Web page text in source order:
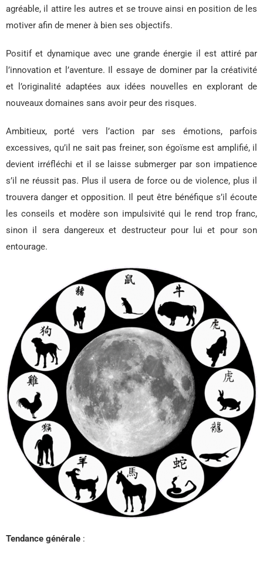
agréable, il attire les autres et se trouve ainsi en position de les
motiver afin de mener à bien ses objectifs.
Positif et dynamique avec une grande énergie il est attiré par
l’innovation et l’aventure. Il essaye de dominer par la créativité
et l’originalité adaptées aux idées nouvelles en explorant de
nouveaux domaines sans avoir peur des risques.
Ambitieux, porté vers l’action par ses émotions, parfois
excessives, qu’il ne sait pas freiner, son égoïsme est amplifié, il
devient irréfléchi et il se laisse submerger par son impatience
s’il ne réussit pas. Plus il usera de force ou de violence, plus il
trouvera danger et opposition. Il peut être bénéfique s’il écoute
les conseils et modère son impulsivité qui le rend trop franc,
sinon il sera dangereux et destructeur pour lui et pour son
entourage.
Tendance générale :